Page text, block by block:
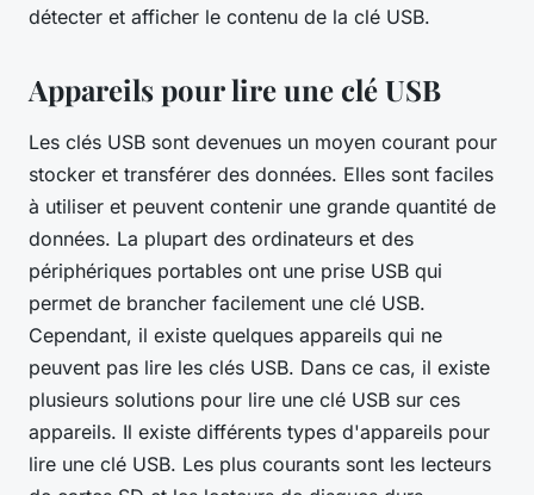
détecter et afficher le contenu de la clé USB.
Appareils pour lire une clé USB
Les clés USB sont devenues un moyen courant pour
stocker et transférer des données. Elles sont faciles
à utiliser et peuvent contenir une grande quantité de
données. La plupart des ordinateurs et des
périphériques portables ont une prise USB qui
permet de brancher facilement une clé USB.
Cependant, il existe quelques appareils qui ne
peuvent pas lire les clés USB. Dans ce cas, il existe
plusieurs solutions pour lire une clé USB sur ces
appareils. Il existe différents types d'appareils pour
lire une clé USB. Les plus courants sont les lecteurs